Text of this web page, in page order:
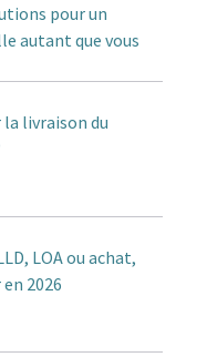
pour un
autant que vous
livraison du
LOA ou achat,
2026